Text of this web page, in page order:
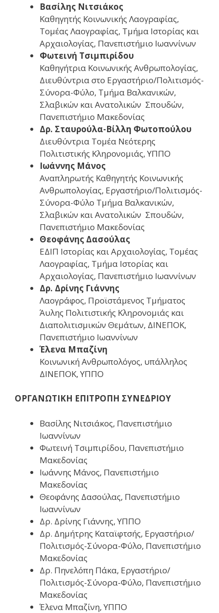
Βασίλης Νιτσιάκος
Καθηγητής Κοινωνικής Λαογραφίας,
Τομέας Λαογραφίας, Τμήμα Ιστορίας και
Αρχαιολογίας, Πανεπιστήμιο Ιωαννίνων
Φωτεινή Τσιμπιρίδου
Καθηγήτρια Κοινωνικής Ανθρωπολογίας,
Διευθύντρια στο Eργαστήριο/Πολιτισμός-
Σύνορα-Φύλο, Τμήμα Βαλκανικών,
Σλαβικών και Ανατολικών Σπουδών,
Πανεπιστήμιο Μακεδονίας
Δρ. Σταυρούλα-Βίλλη Φωτοπούλου
Διευθύντρια Τομέα Νεότερης
Πολιτιστικής Κληρονομιάς, ΥΠΠΟ
Ιωάννης Μάνος
Αναπληρωτής Καθηγητής Κοινωνικής
Ανθρωπολογίας, Eργαστήριο/Πολιτισμός-
Σύνορα-Φύλο Τμήμα Βαλκανικών,
Σλαβικών και Ανατολικών Σπουδών,
Πανεπιστήμιο Μακεδονίας
Θεοφάνης Δασούλας
ΕΔΙΠ Ιστορίας και Αρχαιολογίας, Τομέας
Λαογραφίας, Τμήμα Ιστορίας και
Αρχαιολογίας, Πανεπιστήμιο Ιωαννίνων
Δρ. Δρίνης Γιάννης
Λαογράφος, Προϊστάμενος Τμήματος
Άυλης Πολιτιστικής Κληρονομιάς και
Διαπολιτισμικών Θεμάτων, ΔΙΝΕΠΟΚ,
Πανεπιστήμιο Ιωαννίνων
Έλενα Μπαζίνη
Κοινωνική Ανθρωπολόγος, υπάλληλος
ΔΙΝΕΠΟΚ, ΥΠΠΟ
ΟΡΓΑΝΩΤΙΚΗ ΕΠΙΤΡΟΠΗ ΣΥΝΕΔΡΙΟΥ
Βασίλης Νιτσιάκος, Πανεπιστήμιο
Ιωαννίνων
Φωτεινή Τσιμπιρίδου, Πανεπιστήμιο
Μακεδονίας
Ιωάννης Μάνος, Πανεπιστήμιο
Μακεδονίας
Θεοφάνης Δασούλας, Πανεπιστήμιο
Ιωαννίνων
Δρ. Δρίνης Γιάννης, ΥΠΠΟ
Δρ. Δημήτρης Καταϊφτσής, Eργαστήριο/
Πολιτισμός-Σύνορα-Φύλο, Πανεπιστήμιο
Μακεδονίας
Δρ. Πηνελόπη Πάκα, Eργαστήριο/
Πολιτισμός-Σύνορα-Φύλο, Πανεπιστήμιο
Μακεδονίας
Έλενα Μπαζίνη, ΥΠΠΟ